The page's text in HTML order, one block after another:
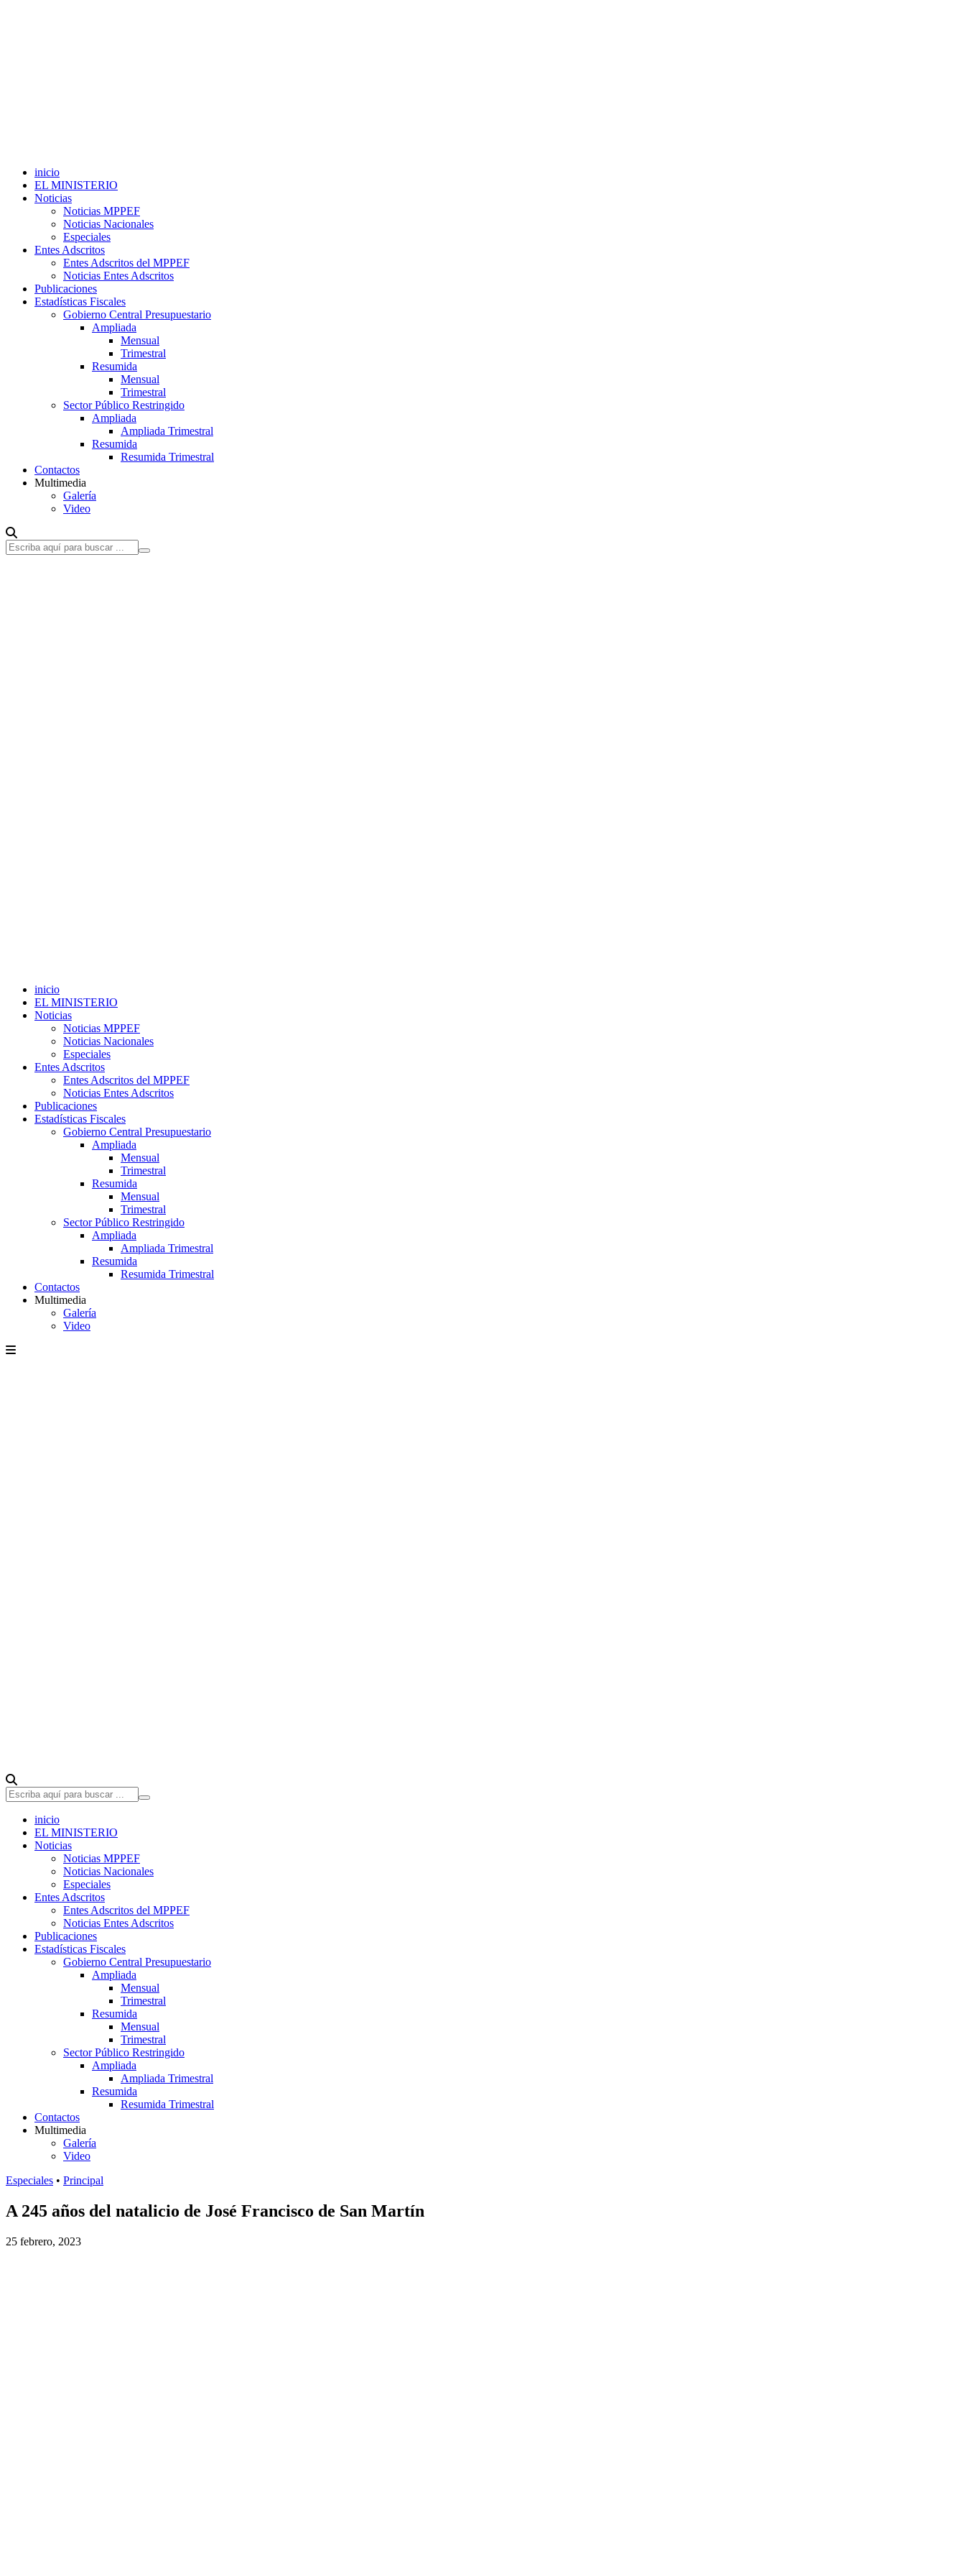
inicio
EL MINISTERIO
Noticias
Noticias MPPEF
Noticias Nacionales
Especiales
Entes Adscritos
Entes Adscritos del MPPEF
Noticias Entes Adscritos
Publicaciones
Estadísticas Fiscales
Gobierno Central Presupuestario
Ampliada
Mensual
Trimestral
Resumida
Mensual
Trimestral
Sector Público Restringido
Ampliada
Ampliada Trimestral
Resumida
Resumida Trimestral
Contactos
Multimedia
Galería
Video
inicio
EL MINISTERIO
Noticias
Noticias MPPEF
Noticias Nacionales
Especiales
Entes Adscritos
Entes Adscritos del MPPEF
Noticias Entes Adscritos
Publicaciones
Estadísticas Fiscales
Gobierno Central Presupuestario
Ampliada
Mensual
Trimestral
Resumida
Mensual
Trimestral
Sector Público Restringido
Ampliada
Ampliada Trimestral
Resumida
Resumida Trimestral
Contactos
Multimedia
Galería
Video
inicio
EL MINISTERIO
Noticias
Noticias MPPEF
Noticias Nacionales
Especiales
Entes Adscritos
Entes Adscritos del MPPEF
Noticias Entes Adscritos
Publicaciones
Estadísticas Fiscales
Gobierno Central Presupuestario
Ampliada
Mensual
Trimestral
Resumida
Mensual
Trimestral
Sector Público Restringido
Ampliada
Ampliada Trimestral
Resumida
Resumida Trimestral
Contactos
Multimedia
Galería
Video
Especiales • Principal
A 245 años del natalicio de José Francisco de San Martín
25 febrero, 2023